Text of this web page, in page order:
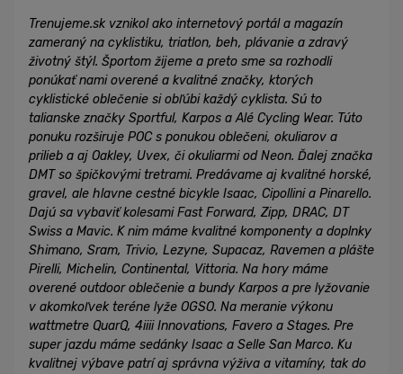
Trenujeme.sk vznikol ako internetový portál a magazín
zameraný na cyklistiku, triatlon, beh, plávanie a zdravý
životný štýl. Športom žijeme a preto sme sa rozhodli
ponúkať nami overené a kvalitné značky, ktorých
cyklistické oblečenie si obľúbi každý cyklista. Sú to
talianske značky Sportful, Karpos a Alé Cycling Wear. Túto
ponuku rozširuje POC s ponukou oblečeni, okuliarov a
prilieb a aj Oakley, Uvex, či okuliarmi od Neon. Ďalej značka
DMT so špičkovými tretrami. Predávame aj kvalitné horské,
gravel, ale hlavne cestné bicykle Isaac, Cipollini a Pinarello.
Dajú sa vybaviť kolesami Fast Forward, Zipp, DRAC, DT
Swiss a Mavic. K nim máme kvalitné komponenty a doplnky
Shimano, Sram, Trivio, Lezyne, Supacaz, Ravemen a plášte
Pirelli, Michelin, Continental, Vittoria. Na hory máme
overené outdoor oblečenie a bundy Karpos a pre lyžovanie
v akomkoľvek teréne lyže OGSO. Na meranie výkonu
wattmetre QuarQ, 4iiii Innovations, Favero a Stages. Pre
super jazdu máme sedánky Isaac a Selle San Marco. Ku
kvalitnej výbave patrí aj správna výživa a vitamíny, tak do